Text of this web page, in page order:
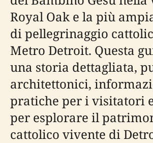
Royal Oak e la più
di pellegrinaggio
Metro Detroit. Questa
una storia dettagliata,
architettonici,
pratiche per i visitatori
per esplorare il
cattolico vivente di